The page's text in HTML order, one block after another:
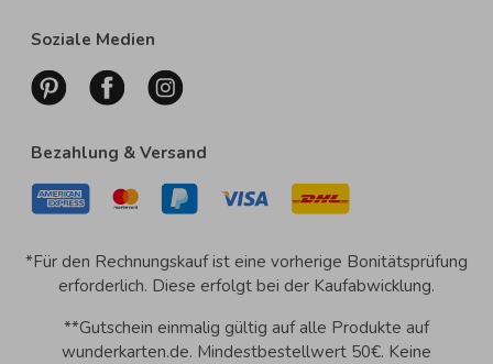
Soziale Medien
Bezahlung & Versand
*Für den Rechnungskauf ist eine vorherige Bonitätsprüfung
erforderlich. Diese erfolgt bei der Kaufabwicklung.
**Gutschein einmalig gültig auf alle Produkte auf
wunderkarten.de. Mindestbestellwert 50€. Keine